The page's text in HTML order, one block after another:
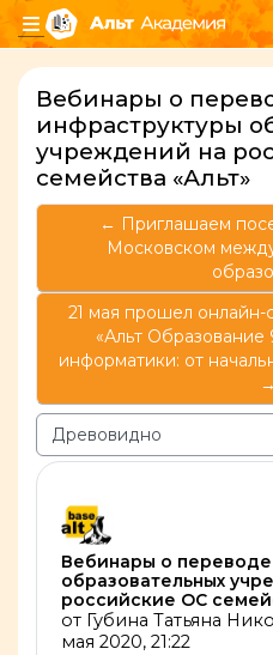
Перейти к основному
Боковая панель
Вебинары о
инфраструктуры
учреждений на
семейства «Альт»
← Приглашаем
Московском
21 мая прошел
«Альт
информатики: от
→
Режим отображения
Вебинары о
образовательных
российские ОС
от Губина Татьяна
мая 2020, 21:22
Количество ответов: 0